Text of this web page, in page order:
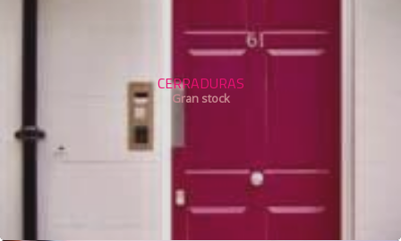
CERRADURAS
Gran stock